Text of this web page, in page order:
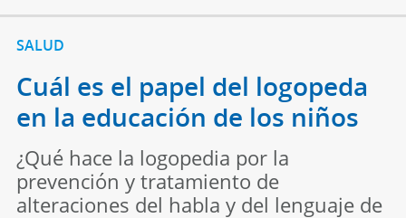
SALUD
Cuál es el papel del logopeda
en la educación de los niños
¿Qué hace la logopedia por la
prevención y tratamiento de
alteraciones del habla y del lenguaje de